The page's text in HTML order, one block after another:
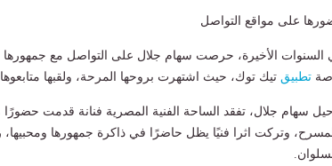
على مواقع التواصل
السنوات الأخيرة، حرصت سهام جلال على التواصل مع جمهورها
تطبيق تيك توك، حيث اشتهرت بروحها المرحة، ولقبها متابعوها
سهام جلال، تفقد الساحة الفنية المصرية فنانة قدمت حضورًا
وتركت اثرا فنيًا يظل حاضرًا في ذاكرة جمهورها ومحبيها،